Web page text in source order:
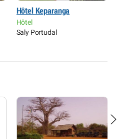
Hôtel Keparanga
Hôtel
Saly Portudal